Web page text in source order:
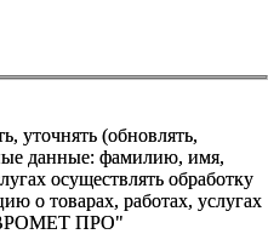
уточнять (обновлять,
данные: фамилию, имя,
осуществлять обработку
о товарах, работах, услугах
ПРО"